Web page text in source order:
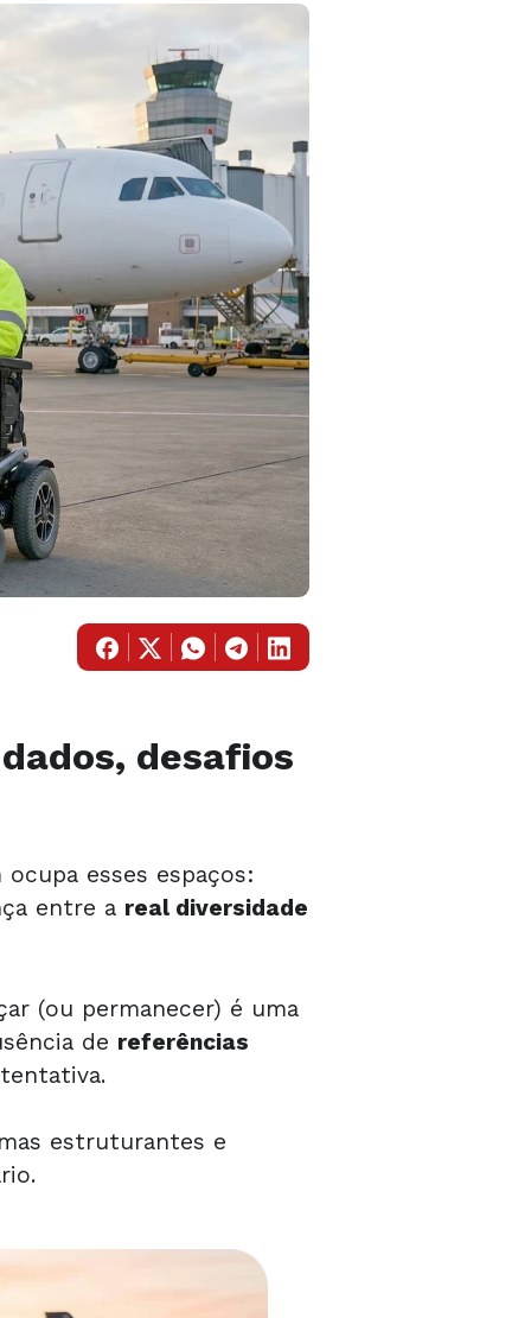
desafios
esses espaços:
entre a real diversidade
(ou permanecer) é uma
de referências
estruturantes e